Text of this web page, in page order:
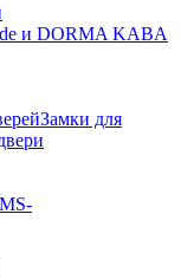
и DORMA KABA
Замки для
S-